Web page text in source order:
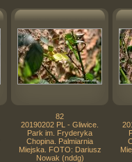
82
20190202 PL - Gliwice.
Park im. Fryderyka
Chopina. Palmiarnia
Miejska. FOTO: Dariusz
Nowak (nddg)